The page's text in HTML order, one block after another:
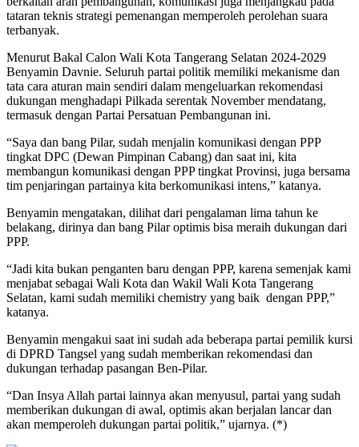
tataran teknis strategi pemenangan memperoleh perolehan suara
terbanyak.
Menurut Bakal Calon Wali Kota Tangerang Selatan 2024-2029
Benyamin Davnie. Seluruh partai politik memiliki mekanisme dan
tata cara aturan main sendiri dalam mengeluarkan rekomendasi
dukungan menghadapi Pilkada serentak November mendatang,
termasuk dengan Partai Persatuan Pembangunan ini.
“Saya dan bang Pilar, sudah menjalin komunikasi dengan PPP
tingkat DPC (Dewan Pimpinan Cabang) dan saat ini, kita
membangun komunikasi dengan PPP tingkat Provinsi, juga bersama
tim penjaringan partainya kita berkomunikasi intens,” katanya.
Benyamin mengatakan, dilihat dari pengalaman lima tahun ke
belakang, dirinya dan bang Pilar optimis bisa meraih dukungan dari
PPP.
“Jadi kita bukan penganten baru dengan PPP, karena semenjak kami
menjabat sebagai Wali Kota dan Wakil Wali Kota Tangerang
Selatan, kami sudah memiliki chemistry yang baik dengan PPP,”
katanya.
Benyamin mengakui saat ini sudah ada beberapa partai pemilik kursi
di DPRD Tangsel yang sudah memberikan rekomendasi dan
dukungan terhadap pasangan Ben-Pilar.
“Dan Insya Allah partai lainnya akan menyusul, partai yang sudah
memberikan dukungan di awal, optimis akan berjalan lancar dan
akan memperoleh dukungan partai politik,” ujarnya. (*)